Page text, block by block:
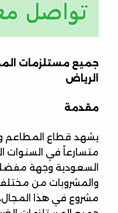
جميع مستلزمات
الرياض
مقدمة
يشهد قطاع المطاعم
متسارعاً في السنوات
السعودية وجهة
والمشروبات من
مشروع في هذا المجال،